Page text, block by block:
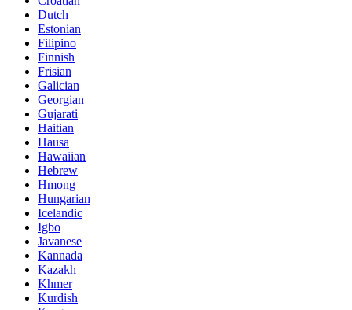
Dutch
Estonian
Filipino
Finnish
Frisian
Galician
Georgian
Gujarati
Haitian
Hausa
Hawaiian
Hebrew
Hmong
Hungarian
Icelandic
Igbo
Javanese
Kannada
Kazakh
Khmer
Kurdish